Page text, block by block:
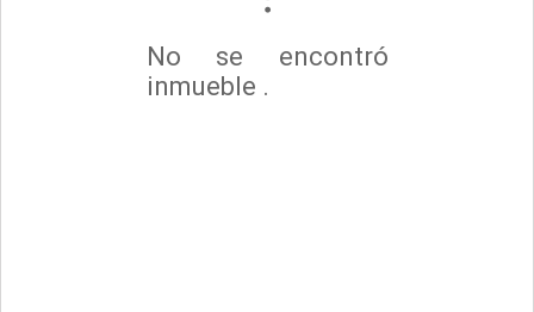
No se encontró
inmueble .